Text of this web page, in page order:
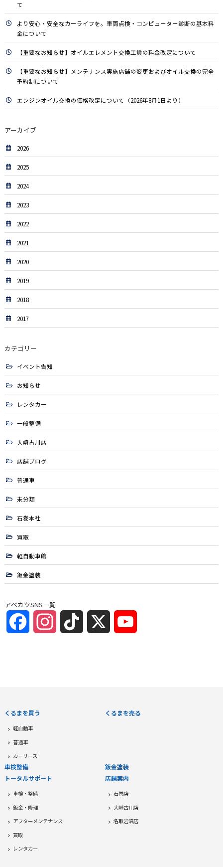
て
より安心・安全なカーライフを。車両点検・コンピューター診断の基本料
金について
【重要なお知らせ】オイルエレメント交換工賃の料金改定について
【重要なお知らせ】メンテナンス実施店舗の変更およびオイル交換の完全
予約制について
エンジンオイル交換の価格改定について（2026年8月1日より）
アーカイブ
2026
2025
2024
2023
2022
2021
2020
2019
2018
2017
カテゴリー
イベント告知
お知らせ
レンタカー
一般整備
大崎古川店
店舗ブログ
普通車
未分類
石巻本社
買取
軽自動車館
鈑金塗装
アベカツSNS一覧
FacebookInstagramTikTok
くるまを買う
軽自動車
普通車
カーリース
くるまを売る
車検整備
鈑金塗装
トータルサポート
車検・整備
鈑金・修理
アフターメンテナンス
買取
レンタカー
店舗案内
石巻店
大崎古川店
名取岩沼店